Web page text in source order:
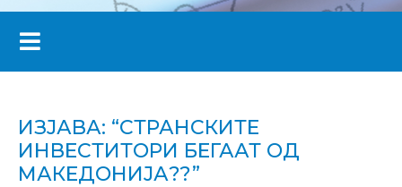
ИЗЈАВА: “СТРАНСКИТЕ
ИНВЕСТИТОРИ БЕГААТ ОД
МАКЕДОНИЈА??”